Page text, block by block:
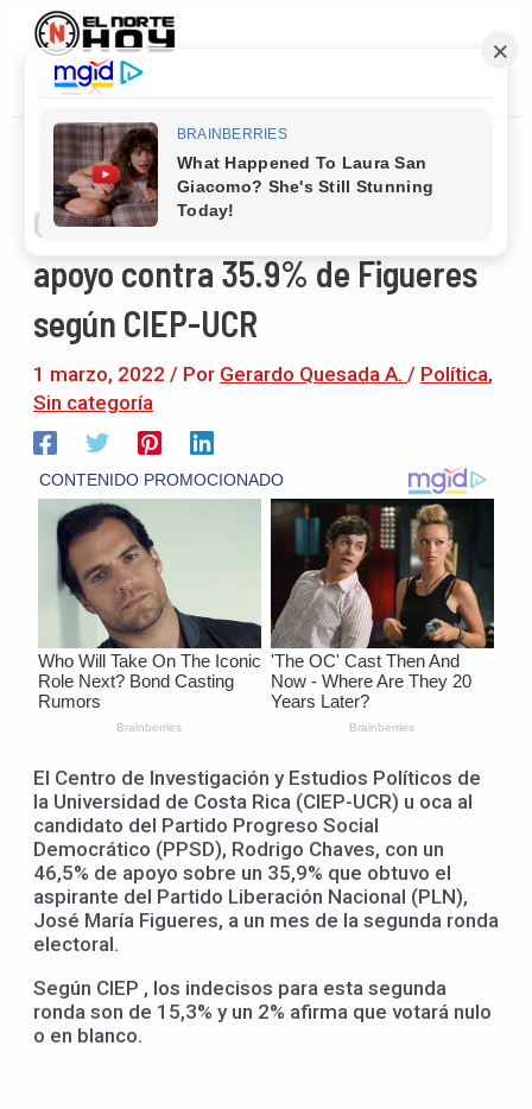
contenido
Main
Menu
Chaves a la cabeza con 46.5% de
apoyo contra 35.9% de Figueres
según CIEP-UCR
1 marzo, 2022 / Por Gerardo Quesada A. / Política,
Sin categoría
El Centro de Investigación y Estudios Políticos de
la Universidad de Costa Rica (CIEP-UCR) u oca al
candidato del Partido Progreso Social
Democrático (PPSD), Rodrigo Chaves, con un
46,5% de apoyo sobre un 35,9% que obtuvo el
aspirante del Partido Liberación Nacional (PLN),
José María Figueres, a un mes de la segunda ronda
electoral.
Según CIEP , los indecisos para esta segunda
ronda son de 15,3% y un 2% afirma que votará nulo
o en blanco.
Navegación
entradas